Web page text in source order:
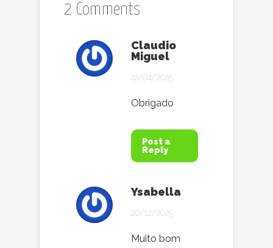
2 Comments
Claudio
Miguel
22/04/2025
Obrigado
Post a
Reply
Ysabella
20/12/2025
Muito bom